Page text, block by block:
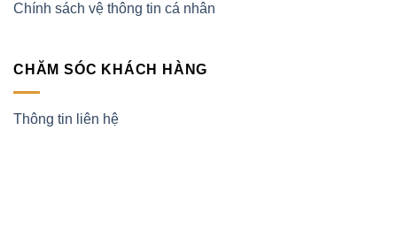
Chính sách vệ thông tin cá nhân
CHĂM SÓC KHÁCH HÀNG
Thông tin liên hệ